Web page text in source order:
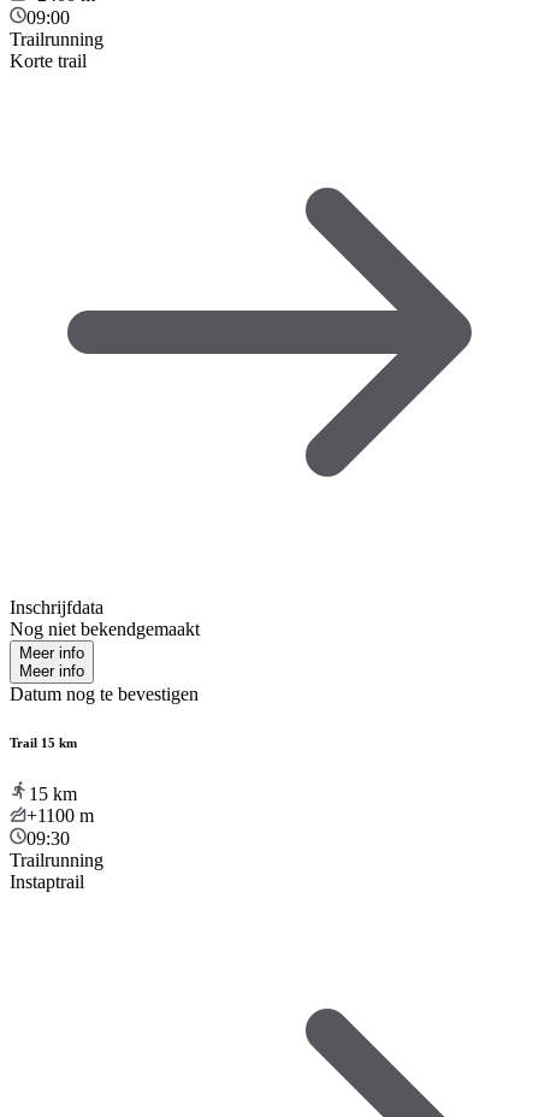
09:00
Trailrunning
Korte trail
Inschrijfdata
Nog niet bekendgemaakt
Meer info
Meer info
Datum nog te bevestigen
Trail 15 km
15 km
+1100 m
09:30
Trailrunning
Instaptrail